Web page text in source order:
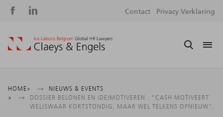
Social
Contact Privacy Verklaring
Kruimelpad
HOME
NIEUWS & EVENTS
DOSSIER BELONEN EN (DE)MOTIVEREN : “CASH MOTIVEERT
WELISWAAR KORTSTONDIG, MAAR WEL TELKENS OPNIEUW”.